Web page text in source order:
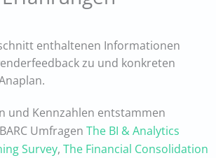
enthaltenen Informationen
zu und konkreten
und Kennzahlen entstammen
Umfragen The BI & Analytics
Survey, The Financial Consolidation